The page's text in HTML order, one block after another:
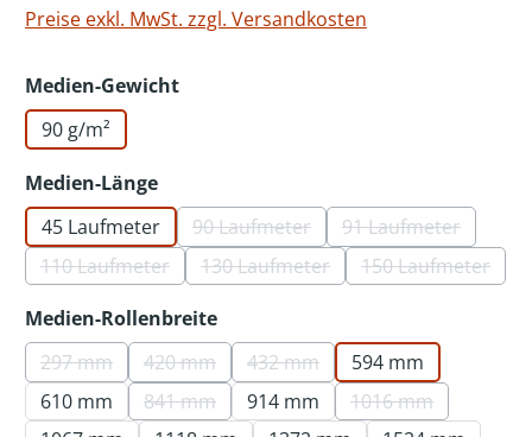
Preise exkl. MwSt. zzgl. Versandkosten
Medien-Gewichtauswählen
90 g/m²
Medien-Längeauswählen
45 Laufmeter
90 Laufmeter(Diese Option ist zurzeit nicht
91 Laufmeter
(Diese Option
110 Laufmeter(Diese Option ist zurzeit nicht verfügbar.)
130 Laufmeter(Diese Option ist zurzeit nicht
150 Laufmeter
(Diese
Medien-Rollenbreiteauswählen
297 mm(Diese Option ist zurzeit nicht verfügbar.)
420 mm(Diese Option ist zurzeit nicht verfügbar.)
432 mm(Diese Option ist zurzeit nicht
594 mm
610 mm
841 mm(Diese Option ist zurzeit nicht verfügbar.)
914 mm 1016 mm(Diese Option ist